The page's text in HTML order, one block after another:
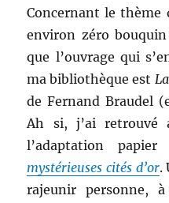
Concernant le thème
environ zéro
que l’ouvrage qui
ma bibliothèque est
de Fernand Braudel
Ah si, j’ai
l’adaptation
mystérieuses cités d’or.
rajeunir personne,